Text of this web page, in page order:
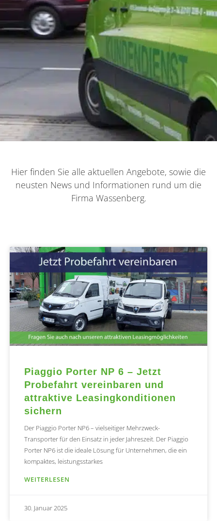
Hier finden Sie alle aktuellen Angebote, sowie die
neusten News und Informationen rund um die
Firma Wassenberg.
Piaggio Porter NP 6 – Jetzt
Probefahrt vereinbaren und
attraktive Leasingkonditionen
sichern
Der Piaggio Porter NP6 – vielseitiger Mehrzweck-
Transporter für den Einsatz in jeder Jahreszeit. Der Piaggio
Porter NP6 ist die ideale Lösung für Unternehmen, die ein
kompaktes, leistungsstarkes
WEITERLESEN
30. Januar 2025